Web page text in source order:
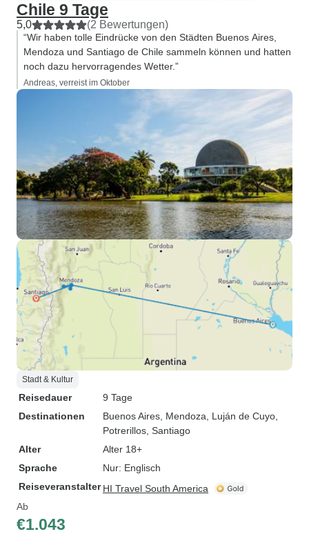
Chile 9 Tage
5,0 (2 Bewertungen)
“Wir haben tolle Eindrücke von den Städten Buenos Aires,
Mendoza und Santiago de Chile sammeln können und hatten
noch dazu hervorragendes Wetter.”
Andreas, verreist im Oktober
Stadt & Kultur
Reisedauer
9 Tage
Destinationen
Buenos Aires , Mendoza , Luján de Cuyo
Potrerillos , Santiago
Alter
Alter 18+
Sprache
Nur: Englisch
Reiseveranstalter HI Travel South America
Ab
€1.043